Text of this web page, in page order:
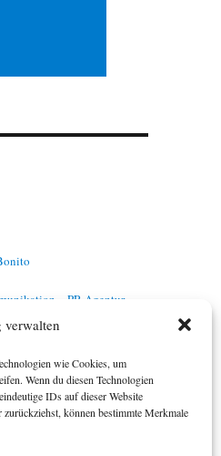
wie Cookies, um
Wenn du diesen Technologien
IDs auf dieser Website
können bestimmte Merkmale
– PR-Agentur